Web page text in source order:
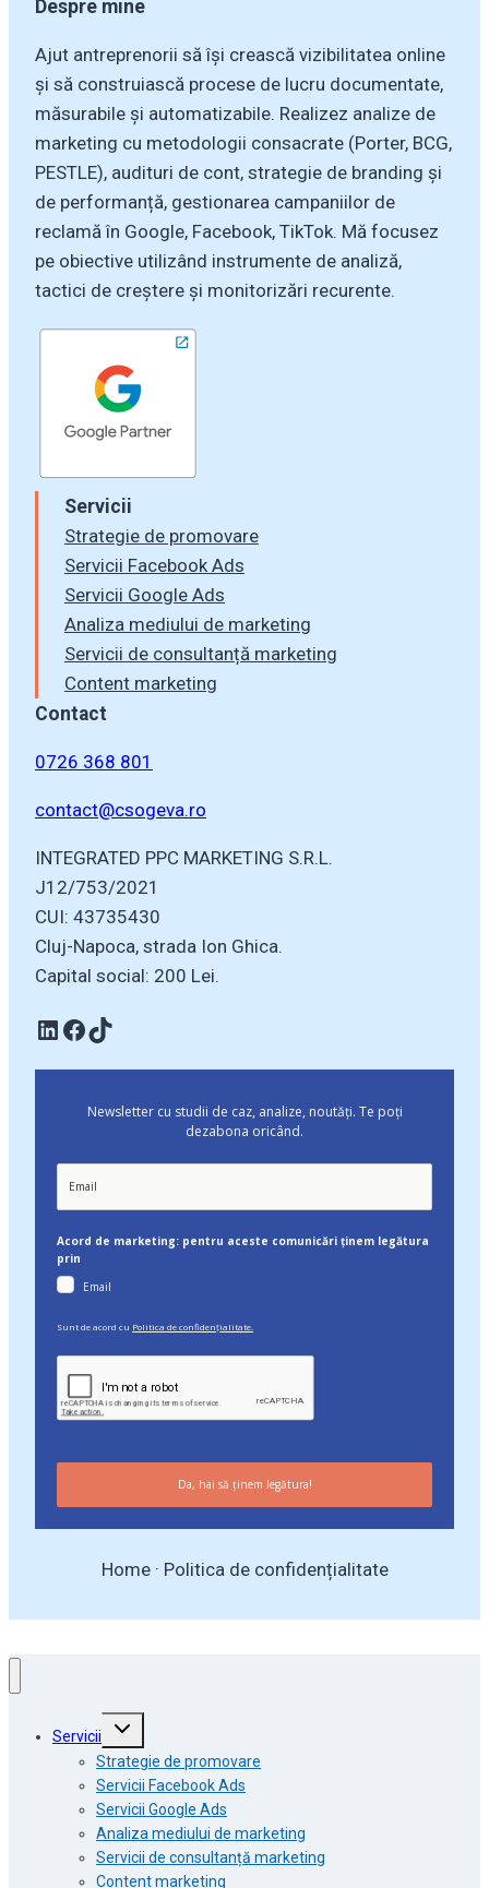
Despre mine
Ajut antreprenorii să își crească vizibilitatea online
și să construiască procese de lucru documentate,
măsurabile și automatizabile. Realizez analize de
marketing cu metodologii consacrate (Porter, BCG,
PESTLE), audituri de cont, strategie de branding și
de performanță, gestionarea campaniilor de
reclamă în Google, Facebook, TikTok. Mă focusez
pe obiective utilizând instrumente de analiză,
tactici de creștere și monitorizări recurente.
Servicii
Strategie de promovare
Servicii Facebook Ads
Servicii Google Ads
Analiza mediului de marketing
Servicii de consultanță marketing
Content marketing
Contact
0726 368 801
contact@csogeva.ro
INTEGRATED PPC MARKETING S.R.L.
J12/753/2021
CUI: 43735430
Cluj-Napoca, strada Ion Ghica.
Capital social: 200 Lei.
Linkedin
Facebook
TikTok
Newsletter cu studii de caz, analize, noutăți. Te poți
dezabona oricând.
Acord de marketing: pentru aceste comunicări ținem legătura
prin
Email
Sunt de acord cu Politica de confidențialitate.
Da, hai să ținem legătura!
Home· Politica de confidențialitate
Servicii
Toggle
child
menu
Strategie de promovare
Servicii Facebook Ads
Servicii Google Ads
Analiza mediului de marketing
Servicii de consultanță marketing
Content marketing